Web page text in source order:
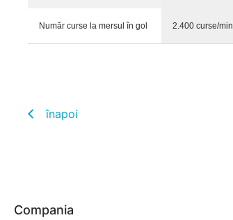
Număr curse la mersul în gol 2.400 curse/min
înapoi
Compania